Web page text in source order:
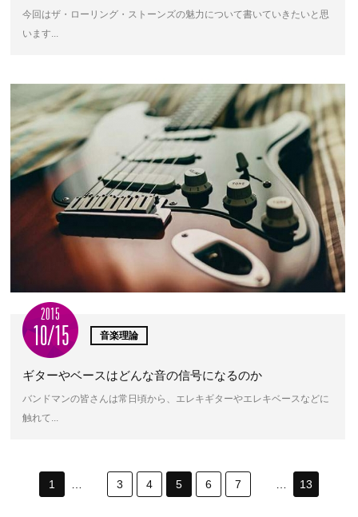
今回はザ・ローリング・ストーンズの魅力について書いていきたいと思
います...
2015
10/15 音楽理論
ギターやベースはどんな音の信号になるのか
バンドマンの皆さんは常日頃から、エレキギターやエレキベースなどに
触れて...
1 3 4 5 6 7 13